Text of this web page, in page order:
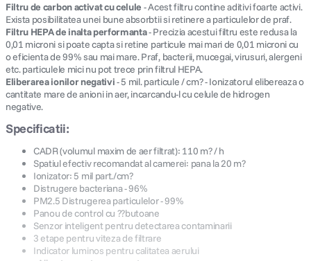
Filtru de carbon activat cu celule - Acest filtru contine aditivi foarte activi.
Exista posibilitatea unei bune absorbtii si retinere a particulelor de praf.
Filtru HEPA de inalta performanta- Precizia acestui filtru este redusa la
0,01 microni si poate capta si retine particule mai mari de 0,01 microni cu
o eficienta de 99% sau mai mare. Praf, bacterii, mucegai, virusuri, alergeni
etc. particulele mici nu pot trece prin filtrul HEPA.
Eliberarea ionilor negativi- 5 mil. particule / cm? - Ionizatorul elibereaza o
cantitate mare de anioni in aer, incarcandu-l cu celule de hidrogen
negative.
Specificatii:
CADR (volumul maxim de aer filtrat): 110 m? / h
Spatiul efectiv recomandat al camerei: pana la 20 m?
Ionizator: 5 mil part./cm?
Distrugere bacteriana - 96%
PM2.5 Distrugerea particulelor - 99%
Panou de control cu ??butoane
Senzor inteligent pentru detectarea contaminarii
3 etape pentru viteza de filtrare
Indicator luminos pentru calitatea aerului